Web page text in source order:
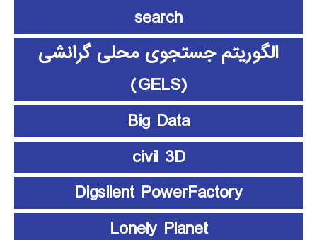
search
الگوریتم جستجوی محلی گرانشی
(GELS)
Big Data
civil 3D
Digsilent PowerFactory
Lonely Planet